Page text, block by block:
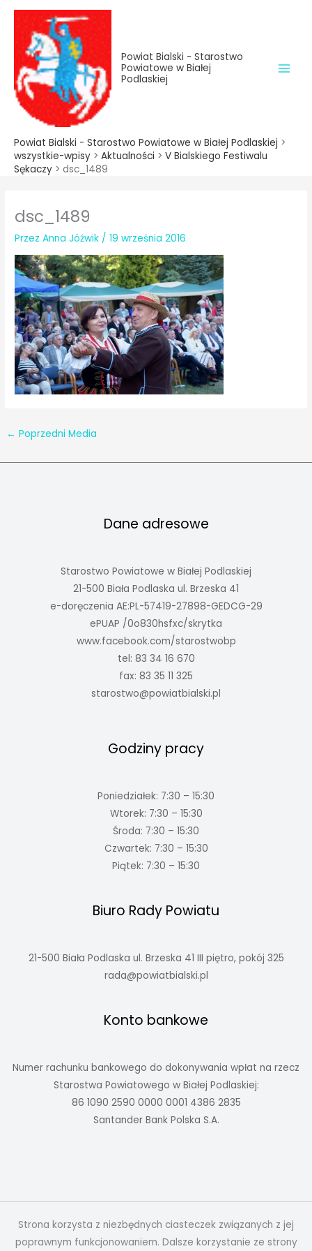
treści
Przejdź
treści
Powiat Bialski - Starostwo
Powiatowe w Białej
Podlaskiej
Powiat Bialski - Starostwo Powiatowe w Białej Podlaskiej >
wszystkie-wpisy > Aktualności > V Bialskiego Festiwalu
Sękaczy > dsc_1489
dsc_1489
PrzezAnna Jóźwik /19 września 2016
← Poprzedni Media
Dane adresowe
Starostwo Powiatowe w Białej Podlaskiej
21-500 Biała Podlaska ul. Brzeska 41
e-doręczenia AE:PL-57419-27898-GEDCG-29
ePUAP /0o830hsfxc/skrytka
www.facebook.com/starostwobp
tel: 83 34 16 670
fax: 83 35 11 325
starostwo@powiatbialski.pl
Godziny pracy
Poniedziałek: 7:30 – 15:30
Wtorek: 7:30 – 15:30
Środa: 7:30 – 15:30
Czwartek: 7:30 – 15:30
Piątek: 7:30 – 15:30
Biuro Rady Powiatu
21-500 Biała Podlaska ul. Brzeska 41 III piętro, pokój 325
rada@powiatbialski.pl
Konto bankowe
Numer rachunku bankowego do dokonywania wpłat na rzecz
Starostwa Powiatowego w Białej Podlaskiej:
86 1090 2590 0000 0001 4386 2835
Santander Bank Polska S.A.
Strona korzysta z niezbędnych ciasteczek związanych z jej
poprawnym funkcjonowaniem. Dalsze korzystanie ze strony